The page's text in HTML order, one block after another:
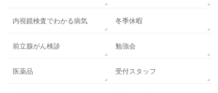
内視鏡検査でわかる病気 冬季休暇
前立腺がん検診 勉強会
医薬品 受付スタッフ